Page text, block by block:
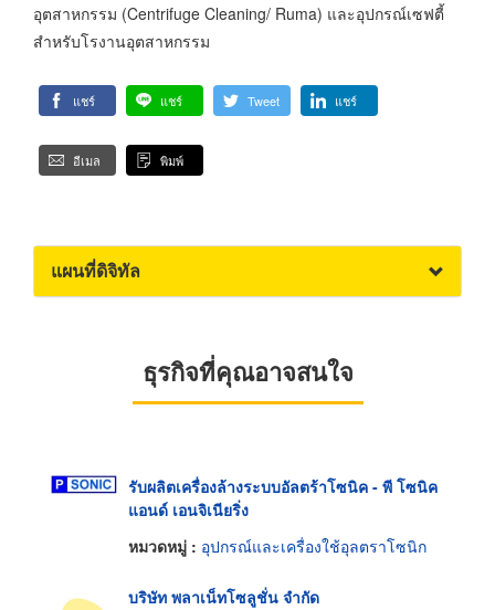
อุตสาหกรรม (Centrifuge Cleaning/ Ruma) และอุปกรณ์เซฟตี้
สำหรับโรงานอุตสาหกรรม
แชร์ แชร์ Tweet แชร์
อีเมล พิมพ์
แผนที่ดิจิทัล
ธุรกิจที่คุณอาจสนใจ
รับผลิตเครื่องล้างระบบอัลตร้าโซนิค - พี โซนิค
แอนด์ เอนจิเนียริ่ง
หมวดหมู่ : อุปกรณ์และเครื่องใช้อุลตราโซนิก
บริษัท พลาเน็ทโซลูชั่น จำกัด